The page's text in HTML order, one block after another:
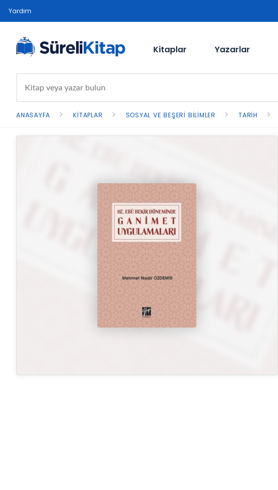
Yardım
Kitaplar Yazarlar
ANASAYFA KITAPLAR SOSYAL VE BEŞERI BILIMLER TARIH